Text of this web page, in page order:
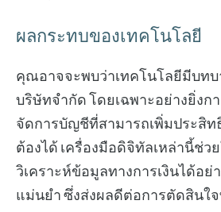
ผลกระทบของเทคโนโลยี
คุณอาจจะพบว่าเทคโนโลยีมีบท
บริษัทจำกัด โดยเฉพาะอย่างยิ่งก
จัดการบัญชีที่สามารถเพิ่มประสิ
ต้องได้ เครื่องมือดิจิทัลเหล่านี้ช่
วิเคราะห์ข้อมูลทางการเงินได้อย่
แม่นยำ ซึ่งส่งผลดีต่อการตัดสินใ